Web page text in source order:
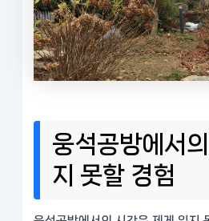
웅석공방에서
지 못할 경험